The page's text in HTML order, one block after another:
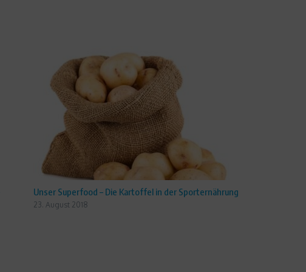
Unser Superfood – Die Kartoffel in der Sporternährung
23. August 2018